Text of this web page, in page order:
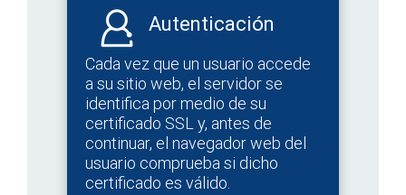
Autenticación
Cada vez que un usuario accede
a su sitio web, el servidor se
identifica por medio de su
certificado SSL y, antes de
continuar, el navegador web del
usuario comprueba si dicho
certificado es válido.